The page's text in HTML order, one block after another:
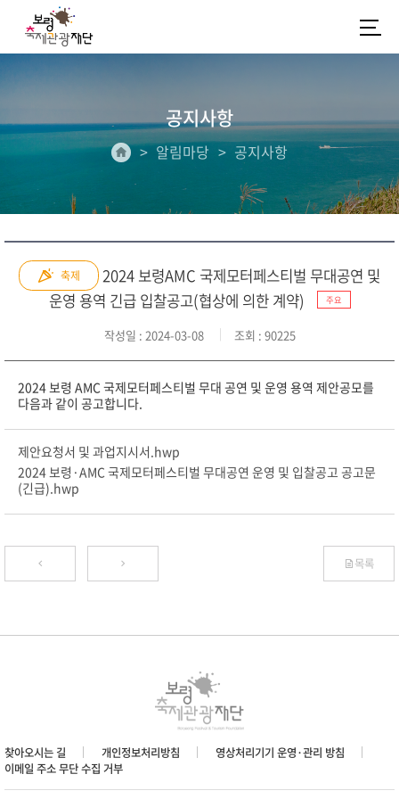
공지사항
알림마당 공지사항
축제
2024 보령AMC 국제모터페스티벌 무대공연 및
운영 용역 긴급 입찰공고(협상에 의한 계약)
주요
작성일 : 2024-03-08 조회 : 90225
2024 보령 AMC 국제모터페스티벌 무대 공연 및 운영 용역 제안공모를
다음과 같이 공고합니다.
제안요청서 및 과업지시서.hwp
2024 보령·AMC 국제모터페스티벌 무대공연 운영 및 입찰공고 공고문
(긴급).hwp
목록
찾아오시는 길 개인정보처리방침
영상처리기기 운영·관리 방침
이메일 주소 무단 수집 거부